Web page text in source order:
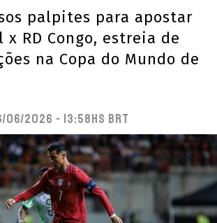
palpites para apostar
x RD Congo, estreia de
na Copa do Mundo de
06/2026 - 13:58hs BRT